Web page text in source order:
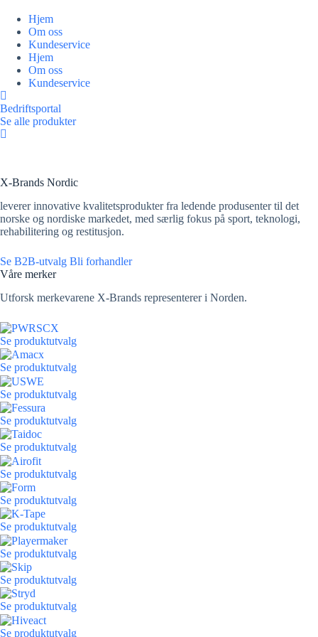
innholdet
Hjem
Om oss
Kundeservice
Hjem
Om oss
Kundeservice
Bedriftsportal
Se alle produkter
X-Brands Nordic
leverer innovative kvalitetsprodukter fra ledende produsenter til det
norske og nordiske markedet, med særlig fokus på sport, teknologi,
rehabilitering og restitusjon.
Se B2B-utvalg Bli forhandler
Våre merker
Utforsk merkevarene X-Brands representerer i Norden.
Se produktutvalg
Se produktutvalg
Se produktutvalg
Se produktutvalg
Se produktutvalg
Se produktutvalg
Se produktutvalg
Se produktutvalg
Se produktutvalg
Se produktutvalg
Se produktutvalg
Se produktutvalg